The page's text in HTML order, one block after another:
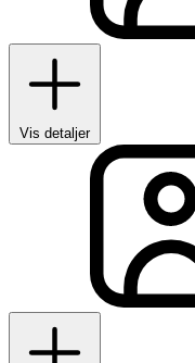
Vis detaljer